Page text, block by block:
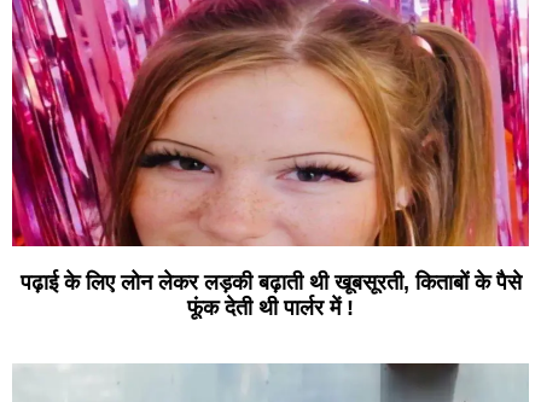
पढ़ाई के लिए लोन लेकर लड़की बढ़ाती थी खूबसूरती, किताबों के पैसे
फूंक देती थी पार्लर में !